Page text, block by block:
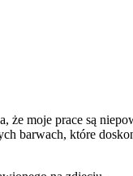
moje prace są
barwach, które